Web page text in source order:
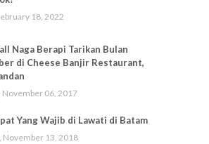
18, 2022
Naga Berapi Tarikan Bulan
di Cheese Banjir Restaurant,
November 06, 2017
Yang Wajib di Lawati di Batam
November 13, 2018